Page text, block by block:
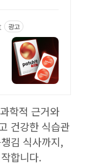
광고
학적 근거와
건강한 식습관
김 식사까지,
합니다.